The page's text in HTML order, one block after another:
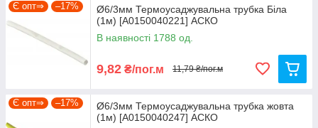
Є опт⇒ –17%
Ø6/3мм Термоусаджувальна трубка Біла
(1м) [A0150040221] АСКО
В наявності 1788 од.
9,82 ₴/пог.м 11,79 ₴/пог.м
Є опт⇒ –17%
Ø6/3мм Термоусаджувальна трубка жовта
(1м) [A0150040247] АСКО